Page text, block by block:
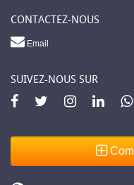
CONTACTEZ-NOUS
Email
SUIVEZ-NOUS SUR